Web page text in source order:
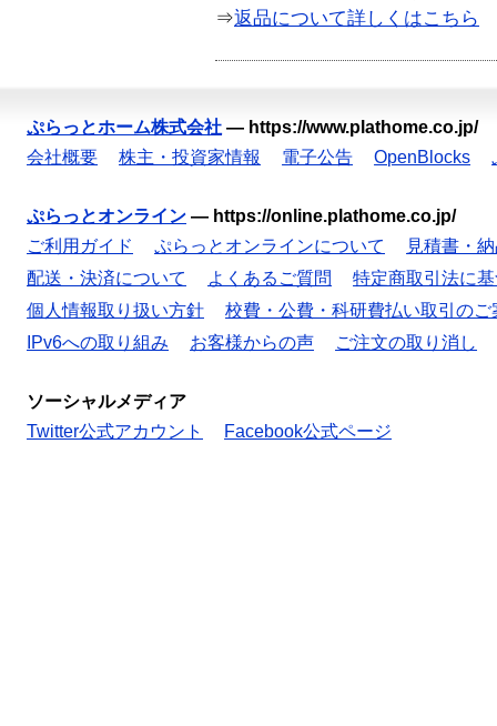
⇒返品について詳しくはこちら
ぷらっとホーム株式会社 — https://www.plathome.co.jp/
会社概要
株主・投資家情報 電子公告 OpenBlocks
ぷらっとオンライン — https://online.plathome.co.jp/
ご利用ガイド
ぷらっとオンラインについて
見積書・
配送・決済について
よくあるご質問
特定商取引法に
個人情報取り扱い方針
校費・公費・科研費払い取引のご
IPv6への取り組み
お客様からの声 ご注文の取り消し
ソーシャルメディア
Twitter公式アカウント
Facebook公式ページ